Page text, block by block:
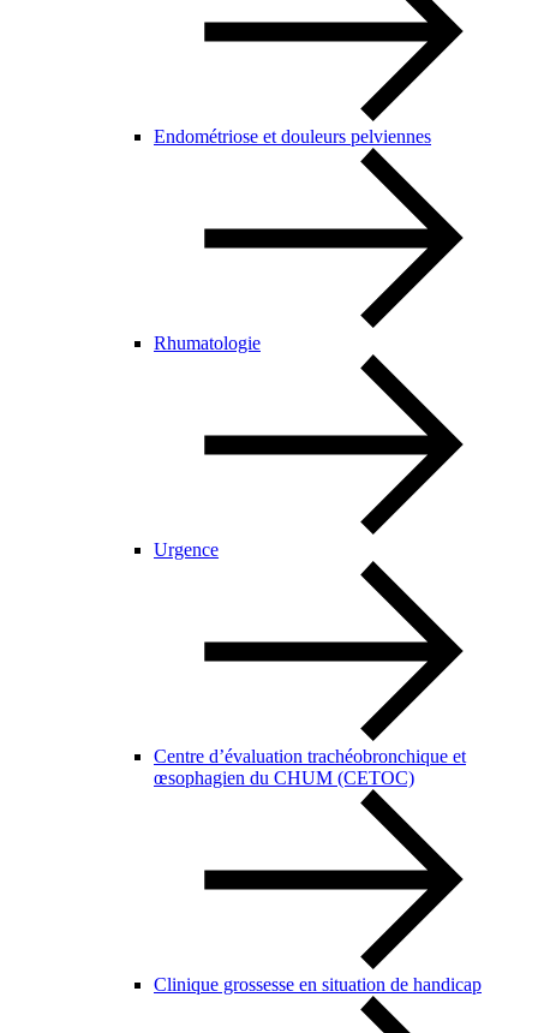
Endométriose et douleurs pelviennes
Rhumatologie
Urgence
Centre d’évaluation trachéobronchique et
œsophagien du CHUM (CETOC)
Clinique grossesse en situation de handicap